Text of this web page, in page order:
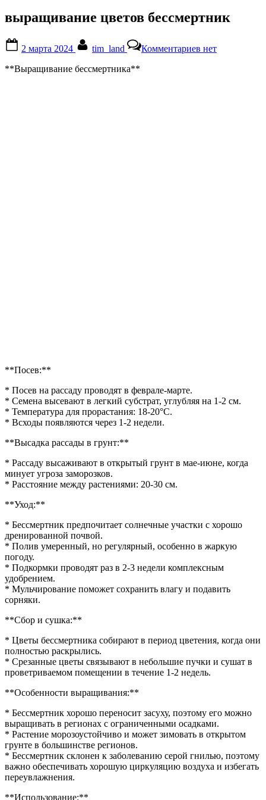
выращивание цветов бессмертник
on
2 марта 2024 tim_land Комментариевзаписи
нет
**Выращивание бессмертника**
**Посев:**
* Посев на рассаду проводят в феврале-марте.
* Семена высевают в легкий субстрат, углубляя на 1-2 см.
* Температура для прорастания: 18-20°C.
* Всходы появляются через 1-2 недели.
**Высадка рассады в грунт:**
* Рассаду высаживают в открытый грунт в мае-июне, когда
минует угроза заморозков.
* Расстояние между растениями: 20-30 см.
**Уход:**
* Бессмертник предпочитает солнечные участки с хорошо
дренированной почвой.
* Полив умеренный, но регулярный, особенно в жаркую
погоду.
* Подкормки проводят раз в 2-3 недели комплексным
удобрением.
* Мульчирование поможет сохранить влагу и подавить
сорняки.
**Сбор и сушка:**
* Цветы бессмертника собирают в период цветения, когда они
полностью раскрылись.
* Срезанные цветы связывают в небольшие пучки и сушат в
проветриваемом помещении в течение 1-2 недель.
**Особенности выращивания:**
* Бессмертник хорошо переносит засуху, поэтому его можно
выращивать в регионах с ограниченными осадками.
* Растение морозоустойчиво и может зимовать в открытом
грунте в большинстве регионов.
* Бессмертник склонен к заболеванию серой гнилью, поэтому
важно обеспечивать хорошую циркуляцию воздуха и избегать
переувлажнения.
**Использование:**